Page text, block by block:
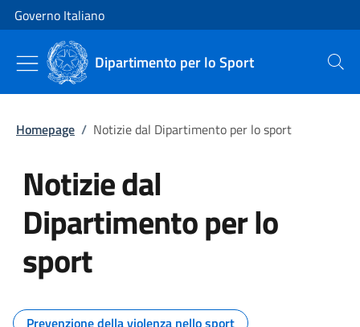
Vai al contenuto
Vai alla navigazione del sito
Governo Italiano
Dipartimento per lo Sport Cerca
Homepage / Notizie dal Dipartimento per lo sport
Notizie dal
Dipartimento per lo
sport
Prevenzione della violenza nello sport